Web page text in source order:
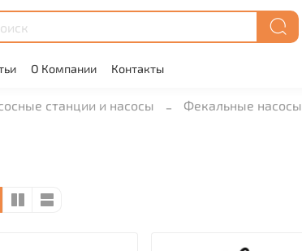
О Компании Контакты
станции и насосы Фекальные насосы